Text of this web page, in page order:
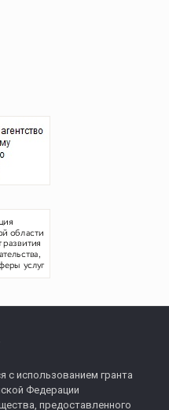
с использованием гранта
Федерации
предоставленного